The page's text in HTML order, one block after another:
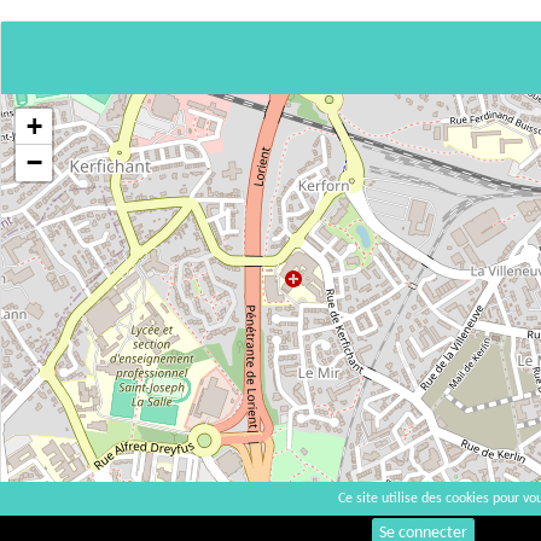
+
−
Se connecter
Ce site utilise des cookies pour